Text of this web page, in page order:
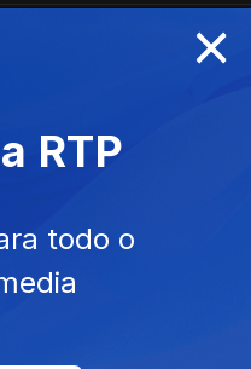
×
RTP
todo o